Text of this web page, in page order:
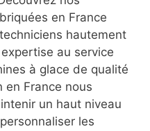
en France
hautement
au service
à glace de qualité
en France nous
un haut niveau
les